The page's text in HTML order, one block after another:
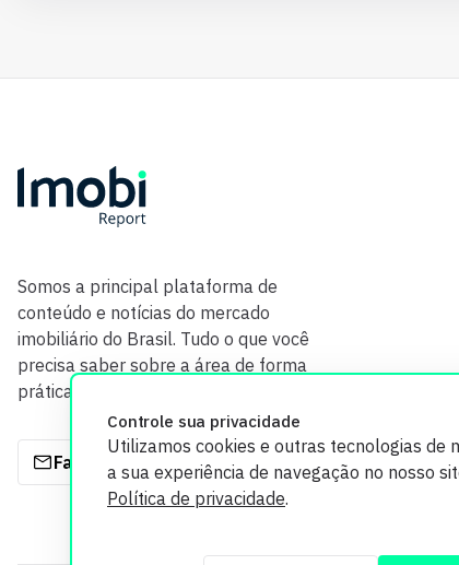
Controle sua privacidade
Utilizamos cookies e outras tecnologias de
a sua experiência de navegação no nosso
Política de privacidade.
Somos a principal plataforma de
conteúdo e notícias do mercado
imobiliário do Brasil. Tudo o que você
precisa saber sobre a área de forma
prática e com credibilidade.
Fale com a gente